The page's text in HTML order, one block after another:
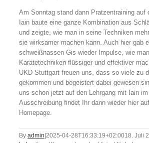
Am Sonntag stand dann Pratzentraining auf
Iain baute eine ganze Kombination aus
und zeigte, wie man in seine Techniken
sie wirksamer machen kann. Auch hier gab
schweißnassen Gis wieder Impulse, wie
Karatetechniken flüssiger und effektiver
UKD Stuttgart freuen uns, dass so viele zu
gekommen und begeistert dabei gewesen
uns schon jetzt auf den Lehrgang mit Iain
Ausschreibung findet Ihr dann wieder hier
Homepage.
By admin 2025-04-28T16:33:19+02:0018. Juli